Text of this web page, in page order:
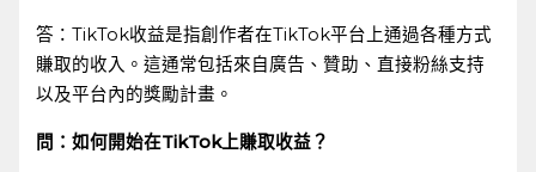
答：TikTok收益是指創作者在TikTok平台上通過各種方式
賺取的收入。這通常包括來自廣告、贊助、直接粉絲支持
以及平台內的獎勵計畫。
問：如何開始在TikTok上賺取收益？